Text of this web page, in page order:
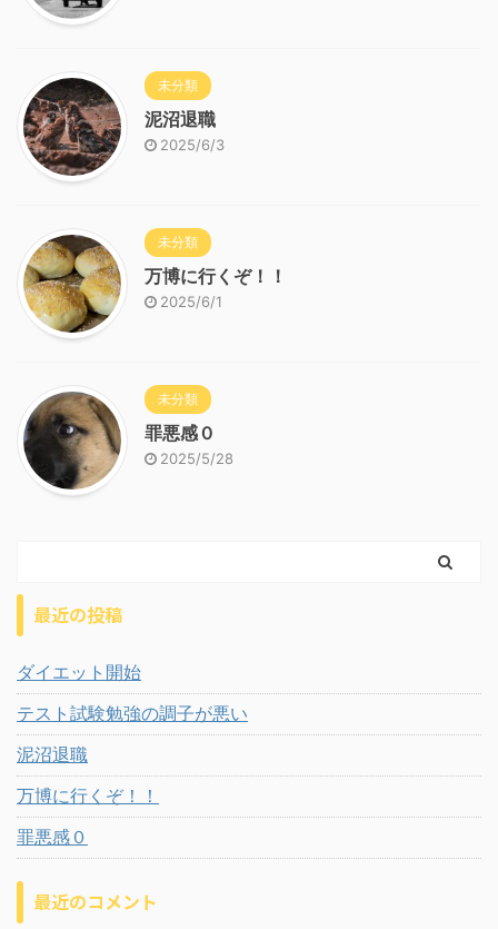
未分類
泥沼退職
2025/6/3
未分類
万博に行くぞ！！
2025/6/1
未分類
罪悪感０
2025/5/28
最近の投稿
ダイエット開始
テスト試験勉強の調子が悪い
泥沼退職
万博に行くぞ！！
罪悪感０
最近のコメント